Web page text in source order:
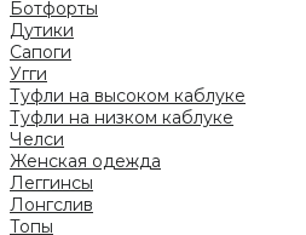
Ботфорты
Дутики
Сапоги
Угги
Туфли на высоком каблуке
Туфли на низком каблуке
Челси
Женская одежда
Леггинсы
Лонгслив
Топы